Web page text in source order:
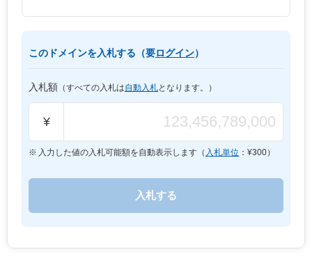
このドメインを入札する（要ログイン）
入札額 （すべての入札は自動入札となります。）
¥
入力した値の入札可能額を自動表示します（ 入札単位 ：¥300）